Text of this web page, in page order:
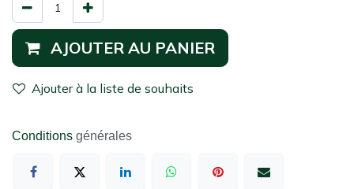
AJOUTER AU PANIER
Ajouter à la liste de souhaits
Conditions générales